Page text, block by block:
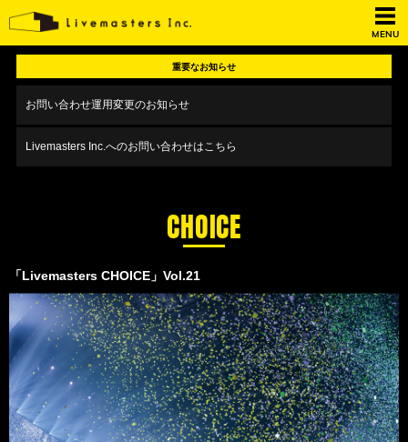
MENU
重要なお知らせ
お問い合わせ運用変更のお知らせ
Livemasters Inc.へのお問い合わせはこちら
CHOICE
「Livemasters CHOICE」Vol.21